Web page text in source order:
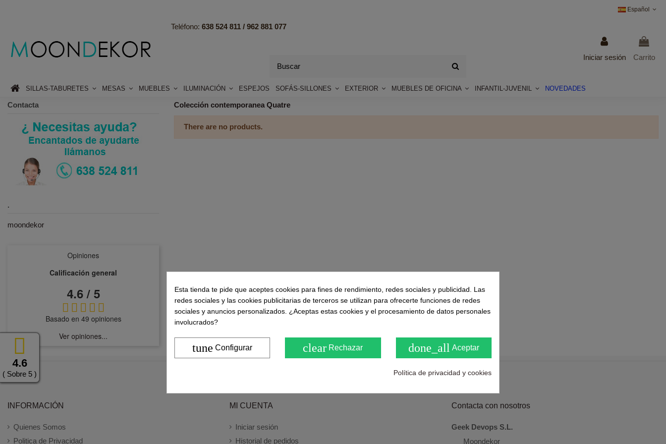
4.6
( Sobre 5 )
Español
Teléfono: 638 524 811 / 962 881 077
Iniciar sesión Carrito
SILLAS-TABURETES MESAS MUEBLES ILUMINACIÓN ESPEJOS SOFÁS-SILLONES EXTERIOR MUEBLES DE OFICINA INFANTIL-JUVENIL NOVEDADES
Colección contemporanea Quatre
There are no products.
Contacta
.
moondekor
Opiniones
Calificación general
4.6 / 5
Basado en 49 opiniones
Ver opiniones...
INFORMACIÓN
Quienes Somos
Politica de Privacidad
MI CUENTA
Iniciar sesión
Historial de pedidos
Contacta con nosotros
Geek Devops S.L.
Moondekor
Esta tienda te pide que aceptes cookies para fines de rendimiento, redes sociales y publicidad. Las
redes sociales y las cookies publicitarias de terceros se utilizan para ofrecerte funciones de redes
sociales y anuncios personalizados. ¿Aceptas estas cookies y el procesamiento de datos personales
involucrados?
tune Configurar clear Rechazar done_all Aceptar
Política de privacidad y cookies